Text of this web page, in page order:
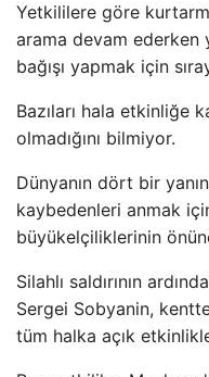
Yetkililere göre
arama devam ederken
bağışı yapmak için
Bazıları hala etkinliğe
olmadığını bilmiyor.
Dünyanın dört bir
kaybedenleri anmak
büyükelçiliklerinin
Silahlı saldırının
Sergei Sobyanin,
tüm halka açık